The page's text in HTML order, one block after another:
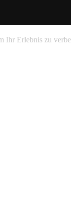
Ihr Erlebnis zu